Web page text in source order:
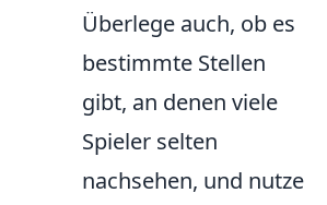
Überlege auch, ob es
bestimmte Stellen
gibt, an denen viele
Spieler selten
nachsehen, und nutze